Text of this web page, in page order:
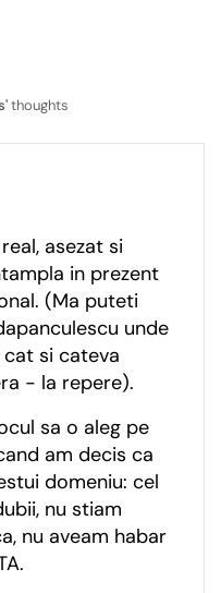
thoughts
asezat si
in prezent
(Ma puteti
unde
si cateva
- la repere).
sa o aleg pe
am decis ca
domeniu: cel
nu stiam
nu aveam habar